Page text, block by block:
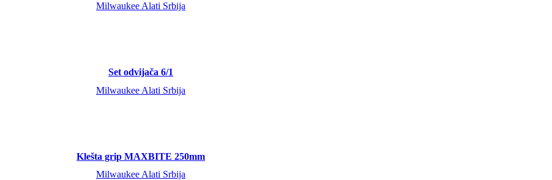
Milwaukee Alati Srbija
Set odvijača 6/1
Milwaukee Alati Srbija
Klešta grip MAXBITE 250mm
Milwaukee Alati Srbija